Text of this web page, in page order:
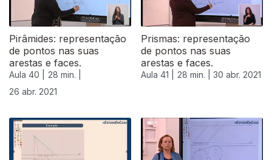
Pirâmides: representação
de pontos nas suas
arestas e faces.
Aula 40 |
28 min. |
26 abr. 2021
Prismas: representação
de pontos nas suas
arestas e faces.
Aula 41 | 28 min. | 30 abr. 2021